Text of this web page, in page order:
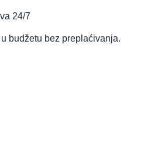
24/7
budžetu bez preplaćivanja.